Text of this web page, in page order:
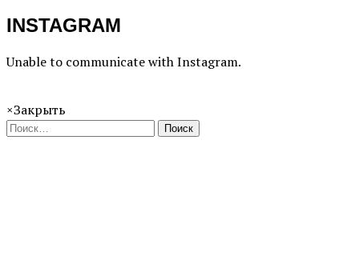
INSTAGRAM
Unable to communicate with Instagram.
×Закрыть
Поиск